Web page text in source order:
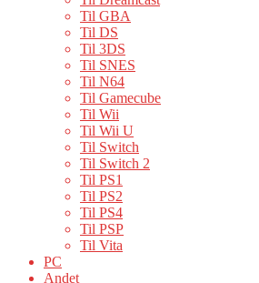
Til GBA
Til DS
Til 3DS
Til SNES
Til N64
Til Gamecube
Til Wii
Til Wii U
Til Switch
Til Switch 2
Til PS1
Til PS2
Til PS4
Til PSP
Til Vita
PC
Andet